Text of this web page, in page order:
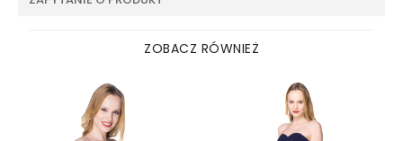
ZOBACZ RÓWNIEŻ